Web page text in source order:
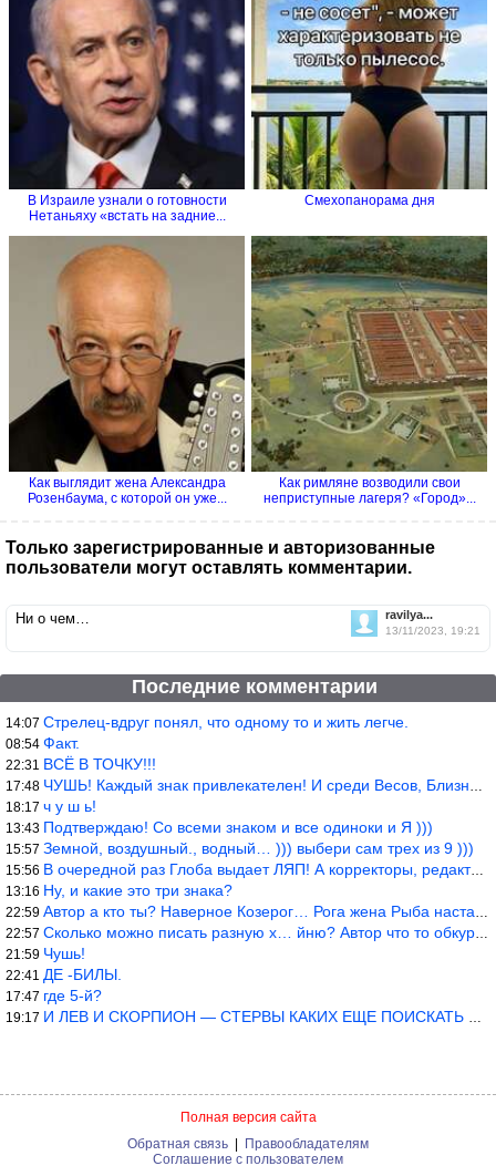
В Израиле узнали о готовности
Нетаньяху «встать на задние...
Смехопанорама дня
Как выглядит жена Александра
Розенбаума, с которой он уже...
Как римляне возводили свои
неприступные лагеря? «Город»...
Только зарегистрированные и авторизованные
пользователи могут оставлять комментарии.
ravilya...
13/11/2023, 19:21
Ни о чем…
Последние комментарии
14:07 Стрелец-вдруг понял, что одному то и жить легче.
08:54 Факт.
22:31 ВСЁ В ТОЧКУ!!!
17:48 ЧУШЬ! Каждый знак привлекателен! И среди Весов, Близнецов встреч
18:17 ч у ш ь!
13:43 Подтверждаю! Со всеми знаком и все одиноки и Я )))
15:57 Земной, воздушный., водный… ))) выбери сам трех из 9 )))
15:56 В очередной раз Глоба выдает ЛЯП! А корректоры, редакторы пропус
13:16 Ну, и какие это три знака?
22:59 Автор а кто ты? Наверное Козерог… Рога жена Рыба наставила ))
22:57 Сколько можно писать разную х… йню? Автор что то обкурился?
21:59 Чушь!
22:41 ДЕ -БИЛЫ.
17:47 где 5-й?
19:17 И ЛЕВ И СКОРПИОН — СТЕРВЫ КАКИХ ЕЩЕ ПОИСКАТЬ НАДО
Полная версия сайта
Обратная связь
Правообладателям
Соглашение с пользователем